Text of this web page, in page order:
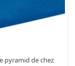
pyramid de chez